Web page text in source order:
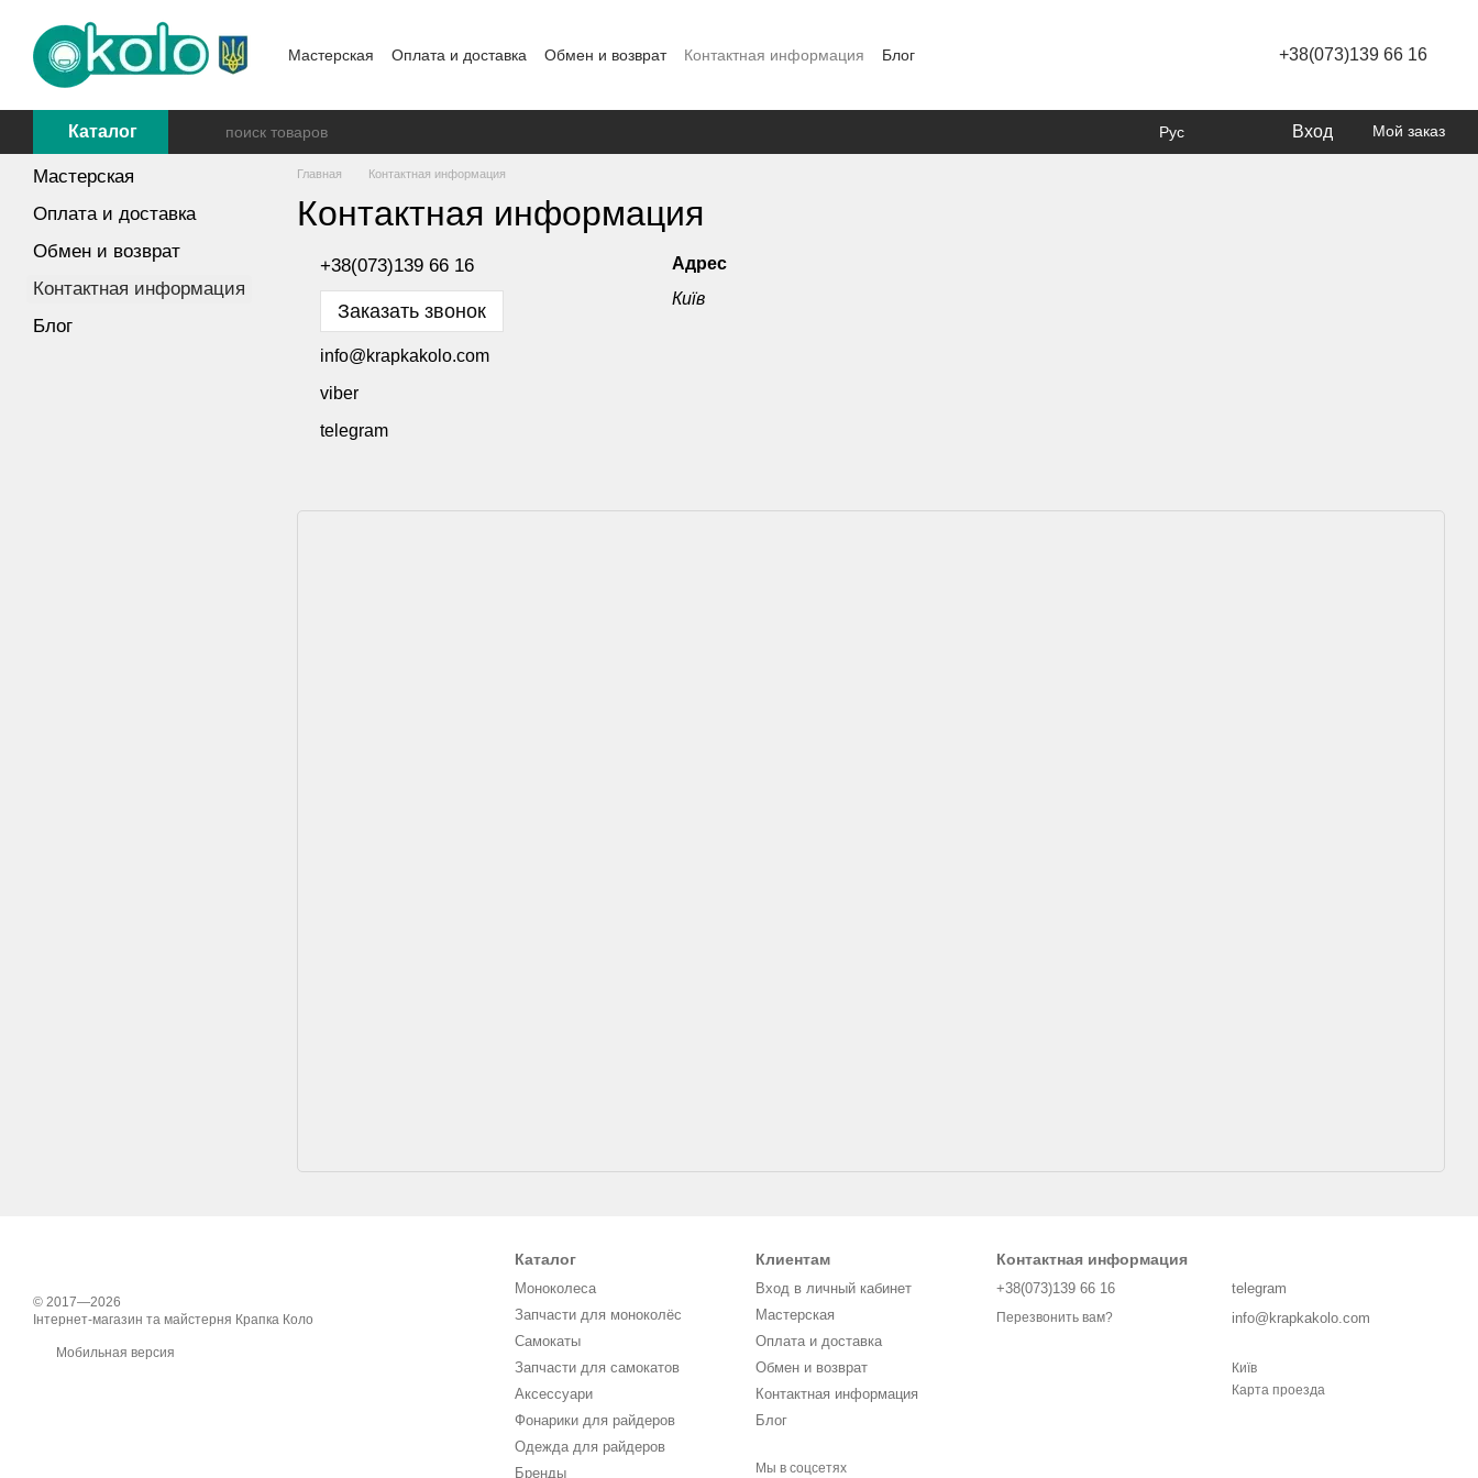
Мастерская Оплата и доставка Обмен и возврат Контактная информация Блог +38(073)139 66 16
Каталог Рус Вход Мой заказ
Главная Контактная информация
Контактная информация
+38(073)139 66 16
Заказать звонок
info@krapkakolo.com
viber
telegram
Адрес
Київ
Мастерская
Оплата и доставка
Обмен и возврат
Контактная информация
Блог
© 2017—2026
Інтернет-магазин та майстерня Крапка Коло
Мобильная версия
Каталог
Моноколеса
Запчасти для моноколёс
Самокаты
Запчасти для самокатов
Аксессуари
Фонарики для райдеров
Одежда для райдеров
Бренды
Клиентам
Вход в личный кабинет
Мастерская
Оплата и доставка
Обмен и возврат
Контактная информация
Блог
Мы в соцсетях
Контактная информация
+38(073)139 66 16
Перезвонить вам?
telegram
info@krapkakolo.com
Київ
Карта проезда